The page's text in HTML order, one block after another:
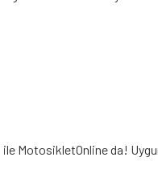
MotosikletOnline da!